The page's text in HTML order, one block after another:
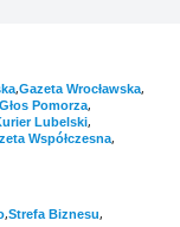
,Gazeta Wrocławska,
Głos Pomorza,
Lubelski,
Współczesna,
,Strefa Biznesu,